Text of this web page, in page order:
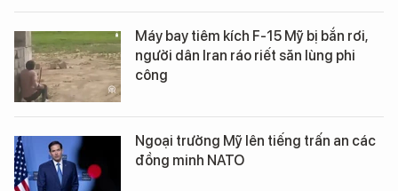
Máy bay tiêm kích F-15 Mỹ bị bắn rơi,
người dân Iran ráo riết săn lùng phi
công
Ngoại trưởng Mỹ lên tiếng trấn an các
đồng minh NATO